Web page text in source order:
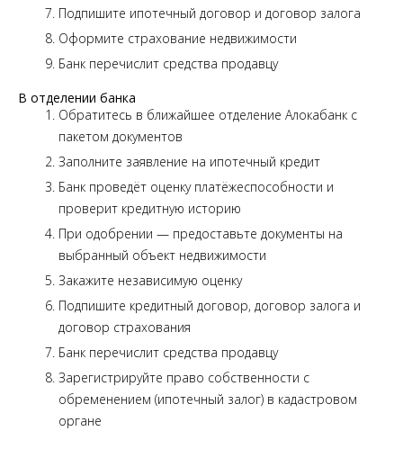
Подпишите ипотечный договор и договор залога
Оформите страхование недвижимости
Банк перечислит средства продавцу
В отделении банка
Обратитесь в ближайшее отделение Алокабанк с
пакетом документов
Заполните заявление на ипотечный кредит
Банк проведёт оценку платёжеспособности и
проверит кредитную историю
При одобрении — предоставьте документы на
выбранный объект недвижимости
Закажите независимую оценку
Подпишите кредитный договор, договор залога и
договор страхования
Банк перечислит средства продавцу
Зарегистрируйте право собственности с
обременением (ипотечный залог) в кадастровом
органе